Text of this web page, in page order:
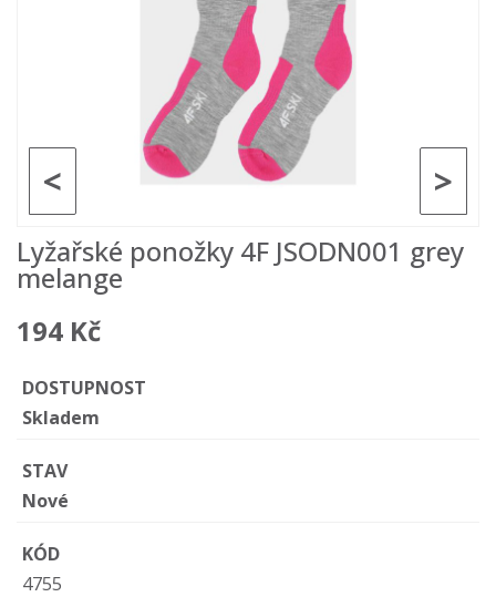
>
<
Lyžařské ponožky 4F JSODN001 grey
melange
194 Kč
DOSTUPNOST
Skladem
STAV
Nové
KÓD
4755